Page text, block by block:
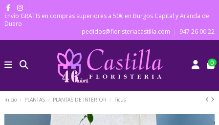
Envío GRATIS en compras superiores a 50€ en Burgos Capital y Aranda de
Duero
pedidos@floristeriacastilla.com
947 26 00 22
0
Inicio PLANTAS PLANTAS DE INTERIOR Ficus